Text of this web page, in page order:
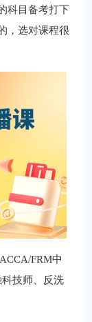
科目备考打下
，选对课程很
FRM中
科技师、反洗